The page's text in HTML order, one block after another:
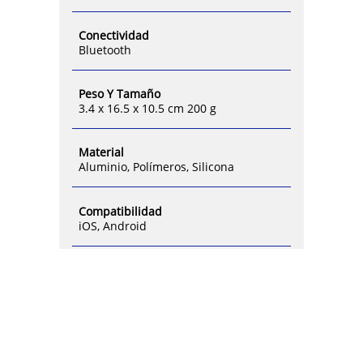
Conectividad
Bluetooth
Peso Y Tamaño
3.4 x 16.5 x 10.5 cm 200 g
Material
Aluminio, Polímeros, Silicona
Compatibilidad
iOS, Android